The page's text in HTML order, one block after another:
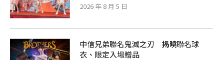
2026 年 8 月 5 日
中信兄弟聯名鬼滅之刃 揭曉聯名球
衣、限定入場贈品